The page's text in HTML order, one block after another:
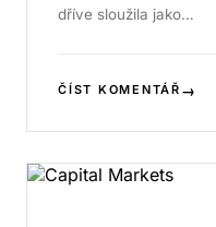
dříve sloužila jako…
ČÍST KOMENTÁŘ →